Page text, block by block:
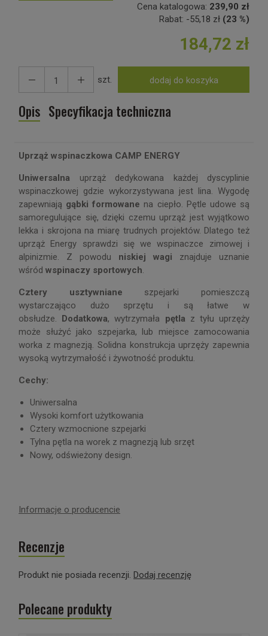
Cena katalogowa: 239,90 zł
Rabat: -55,18 zł (23 %)
184,72 zł
szt. dodaj do koszyka
Opis Specyfikacja techniczna
Uprząż wspinaczkowa CAMP ENERGY
Uniwersalna uprząż dedykowana każdej dyscyplinie
wspinaczkowej gdzie wykorzystywana jest lina. Wygodę
zapewniają gąbki formowane na ciepło. Pętle udowe są
samoregulujące się, dzięki czemu uprząż jest wyjątkowo
lekka i skrojona na miarę trudnych projektów. Dlatego też
uprząż Energy sprawdzi się we wspinaczce zimowej i
alpinizmie. Z powodu niskiej wagi znajduje uznanie
wśród wspinaczy sportowych.
Cztery usztywniane szpejarki pomieszczą
wystarczająco dużo sprzętu i są łatwe w
obsłudze. Dodatkowa, wytrzymała pętla z tyłu uprzęży
może służyć jako szpejarka, lub miejsce zamocowania
worka z magnezją. Solidna konstrukcja uprzęży zapewnia
wysoką wytrzymałość i żywotność produktu.
Cechy:
Uniwersalna
Wysoki komfort użytkowania
Cztery wzmocnione szpejarki
Tylna pętla na worek z magnezją lub srzęt
Nowy, odświeżony design.
Informacje o producencie
Recenzje
Produkt nie posiada recenzji. Dodaj recenzję
Polecane produkty